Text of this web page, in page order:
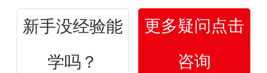
新手没经验能
学吗？
更多疑问点击
咨询